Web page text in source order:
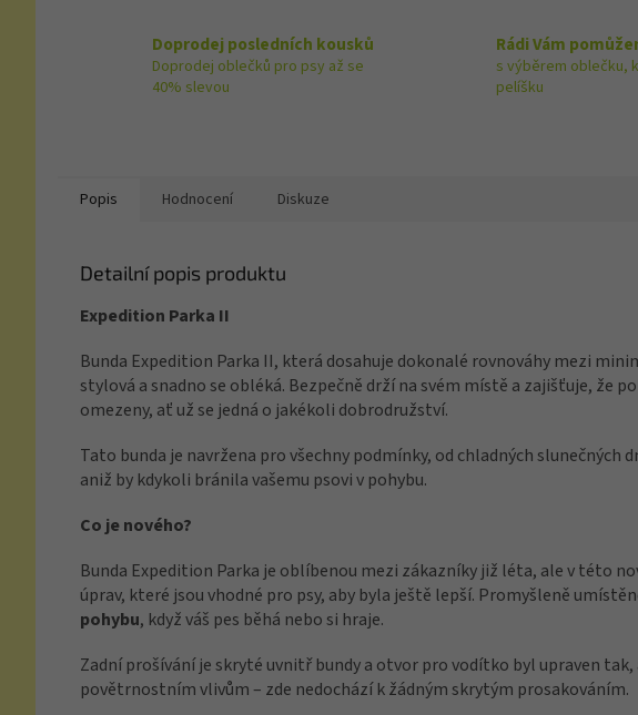
Doprodej posledních kousků
Doprodej oblečků pro psy až se
40% slevou
Rádi Vám
s výběrem oblečku,
pelíšku
Popis Hodnocení Diskuze
Detailní popis produktu
Expedition Parka II
Bunda Expedition Parka II, která dosahuje dokonalé rovnováhy mezi
stylová a snadno se obléká. Bezpečně drží na svém místě a zajišťuje, že
omezeny, ať už se jedná o jakékoli dobrodružství.
Tato bunda je navržena pro všechny podmínky, od chladných slunečných
aniž by kdykoli bránila vašemu psovi v pohybu.
Co je nového?
Bunda Expedition Parka je oblíbenou mezi zákazníky již léta, ale v této
úprav, které jsou vhodné pro psy, aby byla ještě lepší. Promyšleně
pohybu, když váš pes běhá nebo si hraje.
Zadní prošívání je skryté uvnitř bundy a otvor pro vodítko byl upraven
povětrnostním vlivům – zde nedochází k žádným skrytým prosakováním.